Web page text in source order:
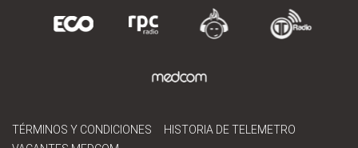
TÉRMINOS Y CONDICIONES
HISTORIA DE TELEMETRO